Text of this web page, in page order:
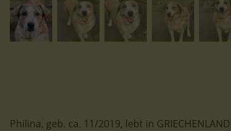
Philina, geb. ca. 11/2019, lebt in